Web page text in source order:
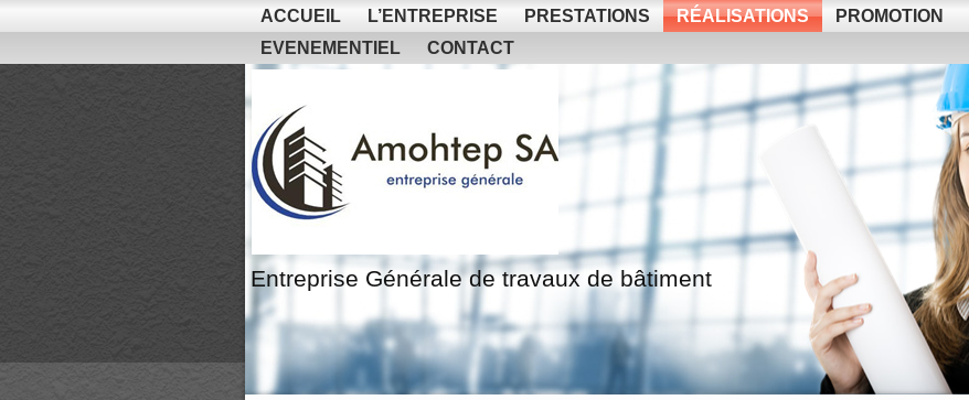
ACCUEIL L’ENTREPRISE PRESTATIONS RÉALISATIONS PROMOTION
EVENEMENTIEL
CONTACT
Entreprise Générale de travaux de bâtiment